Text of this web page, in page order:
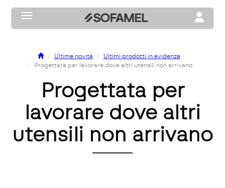
Toggle navigation Toggle
Ultime novità
Ultimi prodotti in evidenza
Progettata per lavorare dove altri utensili non arrivano
Progettata per
lavorare dove altri
utensili non arrivano